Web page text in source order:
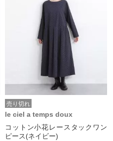
売り切れ
le ciel a temps doux
コットン小花レースタックワン
ピース(ネイビー)